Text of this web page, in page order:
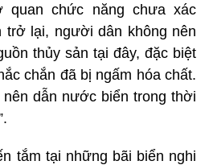
quan chức năng chưa xác
trở lại, người dân không nên
thủy sản tại đây, đặc biệt
chắn đã bị ngấm hóa chất.
dẫn nước biển trong thời
tắm tại những bãi biển nghi